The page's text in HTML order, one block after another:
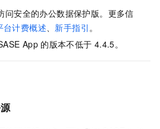
问安全的办公数据保护版。更多信
台计费概述、 新手指引 。
App 的版本不低于 4.4.5。